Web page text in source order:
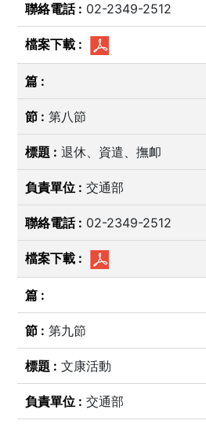
02-2349-2512
第八節
退休、資遣、撫卹
交通部
02-2349-2512
第九節
文康活動
交通部